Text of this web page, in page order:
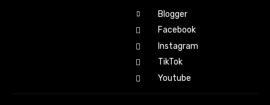
Blogger
Facebook
Instagram
TikTok
Youtube